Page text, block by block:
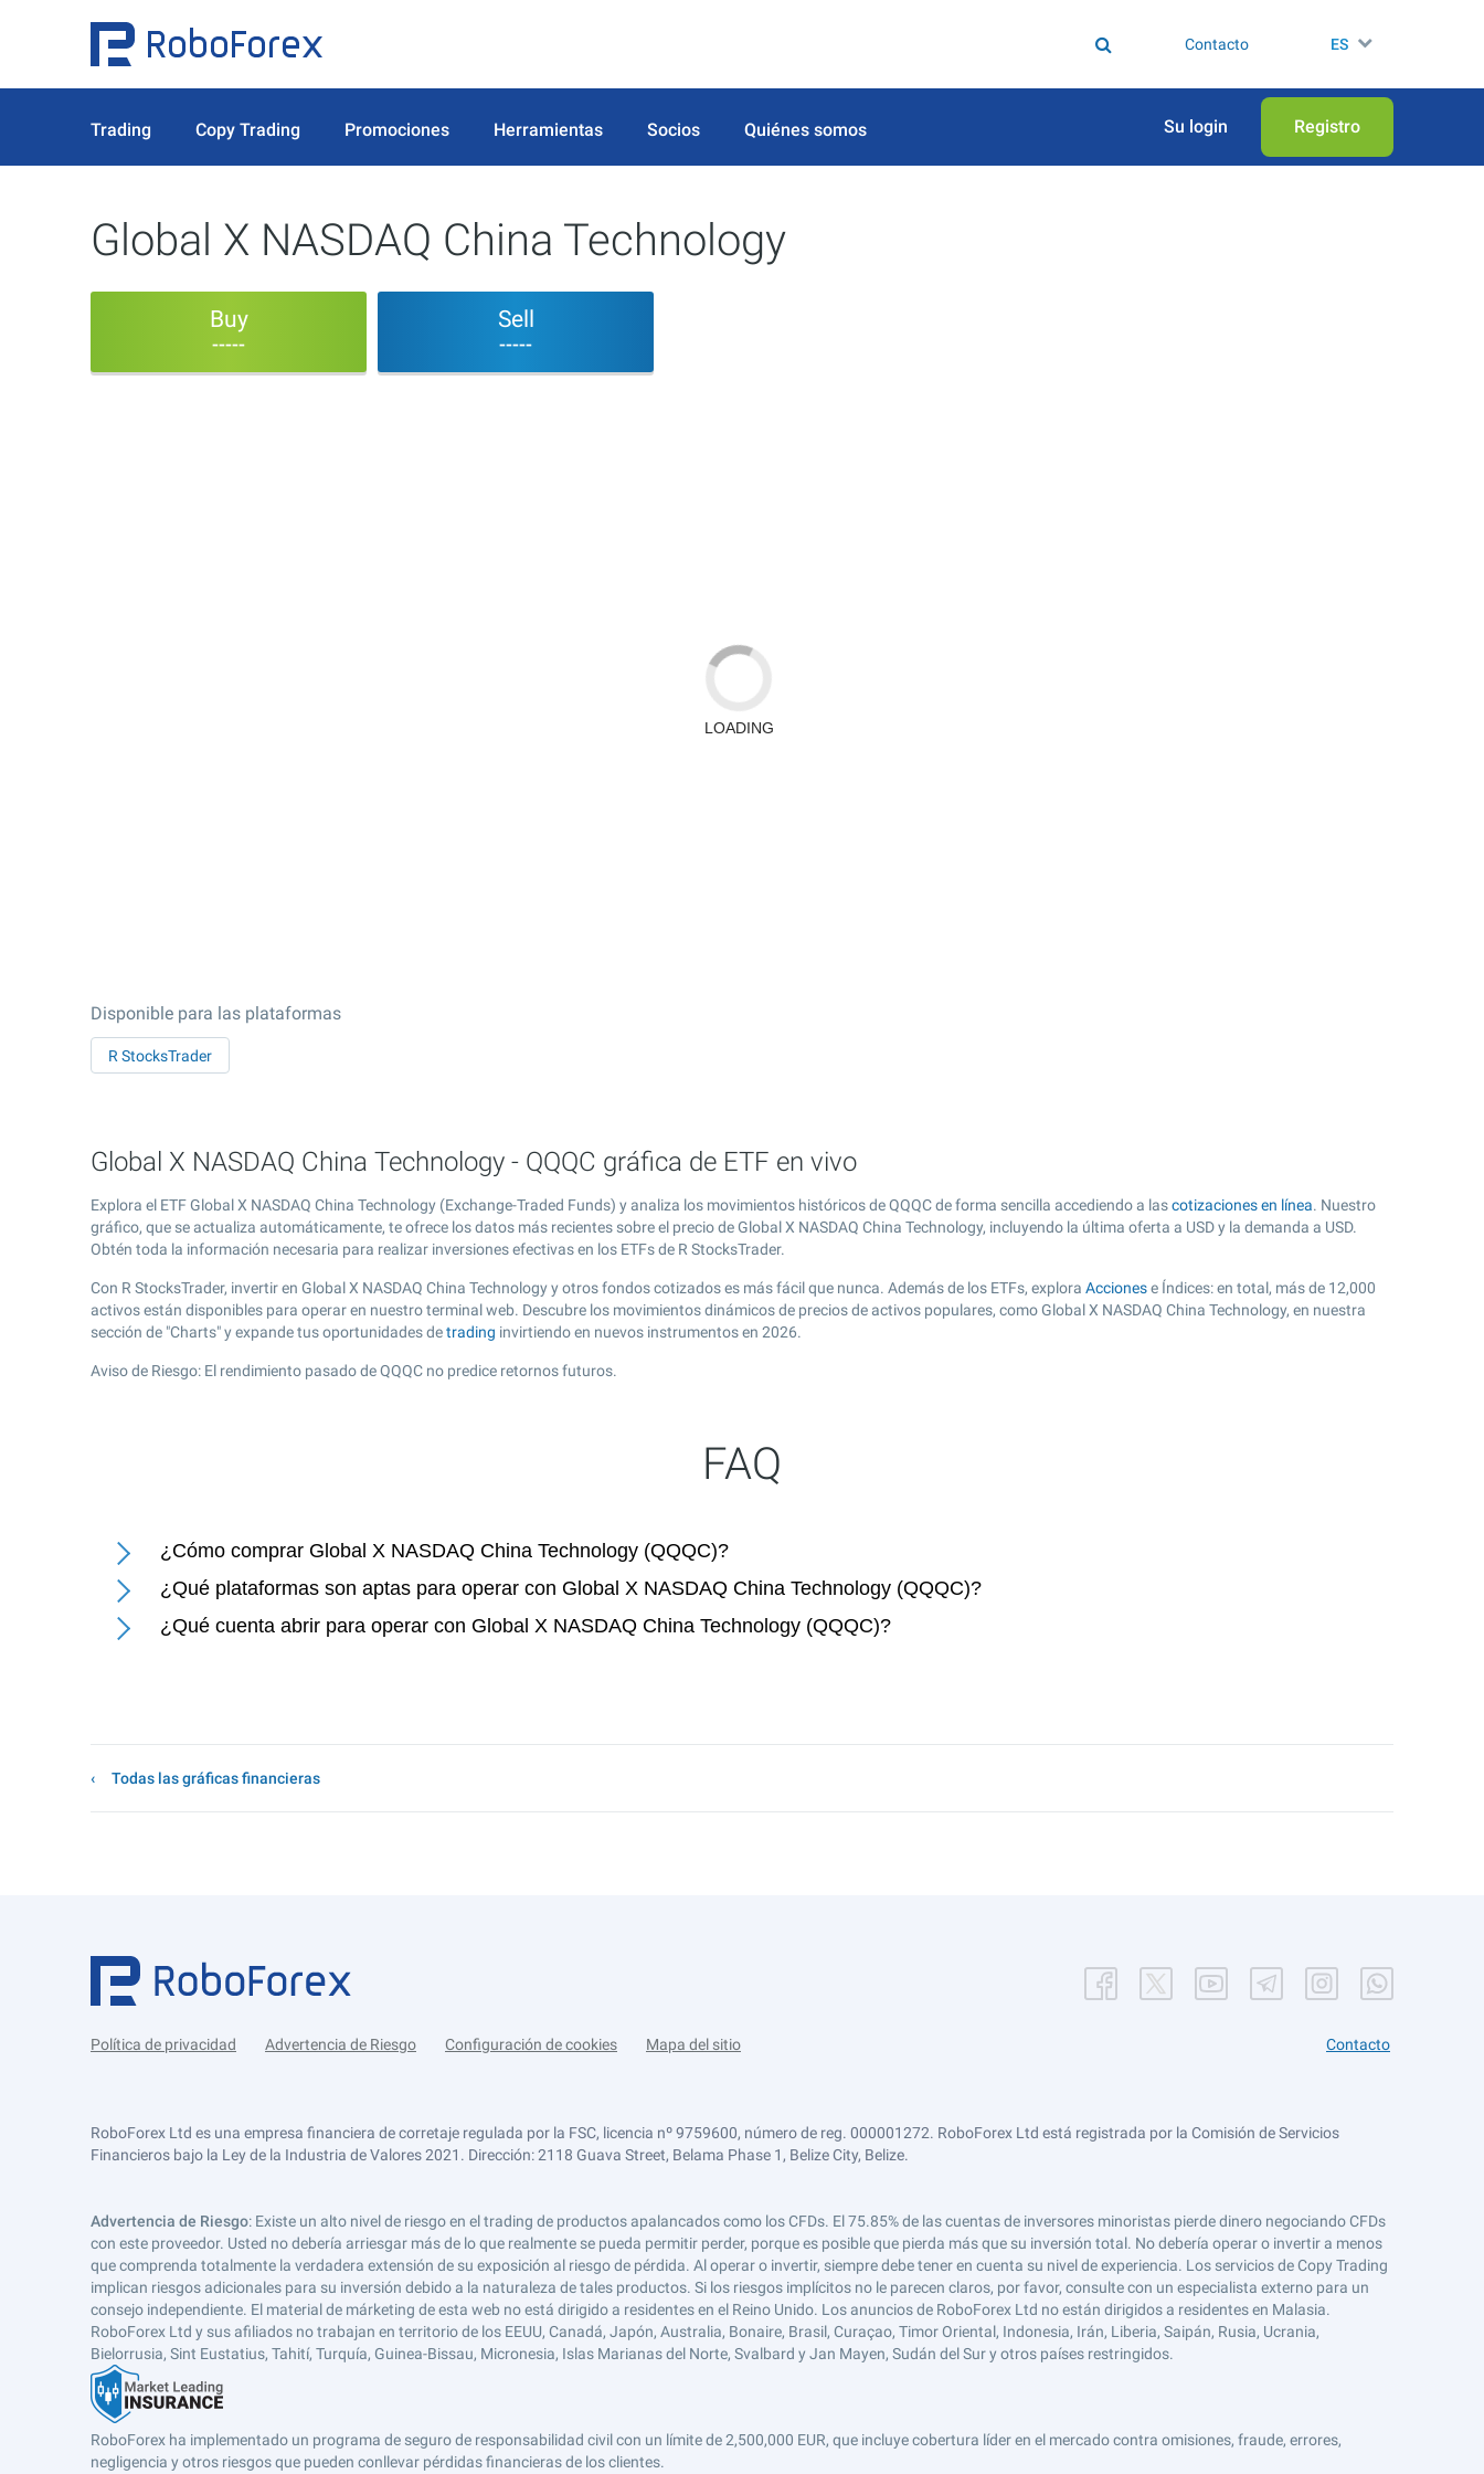
Contacto ES
Trading Copy Trading Promociones Herramientas Socios Quiénes somos Su login Registro
Global X NASDAQ China Technology
Buy
-----
Sell
-----
Disponible para las plataformas
R StocksTrader
Global X NASDAQ China Technology - QQQC gráfica de ETF en vivo
Explora el ETF Global X NASDAQ China Technology (Exchange-Traded Funds) y analiza los movimientos históricos de QQQC de forma sencilla accediendo a lascotizaciones en línea. Nuestro
gráfico, que se actualiza automáticamente, te ofrece los datos más recientes sobre el precio de Global X NASDAQ China Technology, incluyendo la última oferta a USD y la demanda a USD.
Obtén toda la información necesaria para realizar inversiones efectivas en los ETFs de R StocksTrader.
Con R StocksTrader, invertir en Global X NASDAQ China Technology y otros fondos cotizados es más fácil que nunca. Además de los ETFs, explora Accionese Índices: en total, más de 12,000
activos están disponibles para operar en nuestro terminal web. Descubre los movimientos dinámicos de precios de activos populares, como Global X NASDAQ China Technology, en nuestra
sección de "Charts" y expande tus oportunidades detrading invirtiendo en nuevos instrumentos en 2026.
Aviso de Riesgo: El rendimiento pasado de QQQC no predice retornos futuros.
FAQ
¿Cómo comprar Global X NASDAQ China Technology (QQQC)?
¿Qué plataformas son aptas para operar con Global X NASDAQ China Technology (QQQC)?
¿Qué cuenta abrir para operar con Global X NASDAQ China Technology (QQQC)?
Todas las gráficas financieras
Política de privacidad Advertencia de Riesgo Configuración de cookies Mapa del sitio Contacto
RoboForex Ltd es una empresa financiera de corretaje regulada por la FSC, licencia nº 9759600, número de reg. 000001272. RoboForex Ltd está registrada por la Comisión de Servicios
Financieros bajo la Ley de la Industria de Valores 2021. Dirección: 2118 Guava Street, Belama Phase 1, Belize City, Belize.
Advertencia de Riesgo: Existe un alto nivel de riesgo en el trading de productos apalancados como los CFDs. El 75.85% de las cuentas de inversores minoristas pierde dinero negociando CFDs
con este proveedor. Usted no debería arriesgar más de lo que realmente se pueda permitir perder, porque es posible que pierda más que su inversión total. No debería operar o invertir a menos
que comprenda totalmente la verdadera extensión de su exposición al riesgo de pérdida. Al operar o invertir, siempre debe tener en cuenta su nivel de experiencia. Los servicios de Copy Trading
implican riesgos adicionales para su inversión debido a la naturaleza de tales productos. Si los riesgos implícitos no le parecen claros, por favor, consulte con un especialista externo para un
consejo independiente. El material de márketing de esta web no está dirigido a residentes en el Reino Unido. Los anuncios de RoboForex Ltd no están dirigidos a residentes en Malasia.
RoboForex Ltd y sus afiliados no trabajan en territorio de los EEUU, Canadá, Japón, Australia, Bonaire, Brasil, Curaçao, Timor Oriental, Indonesia, Irán, Liberia, Saipán, Rusia, Ucrania,
Bielorrusia, Sint Eustatius, Tahití, Turquía, Guinea-Bissau, Micronesia, Islas Marianas del Norte, Svalbard y Jan Mayen, Sudán del Sur y otros países restringidos.
RoboForex ha implementado un programa de seguro de responsabilidad civil con un límite de 2,500,000 EUR, que incluye cobertura líder en el mercado contra omisiones, fraude, errores,
negligencia y otros riesgos que pueden conllevar pérdidas financieras de los clientes.